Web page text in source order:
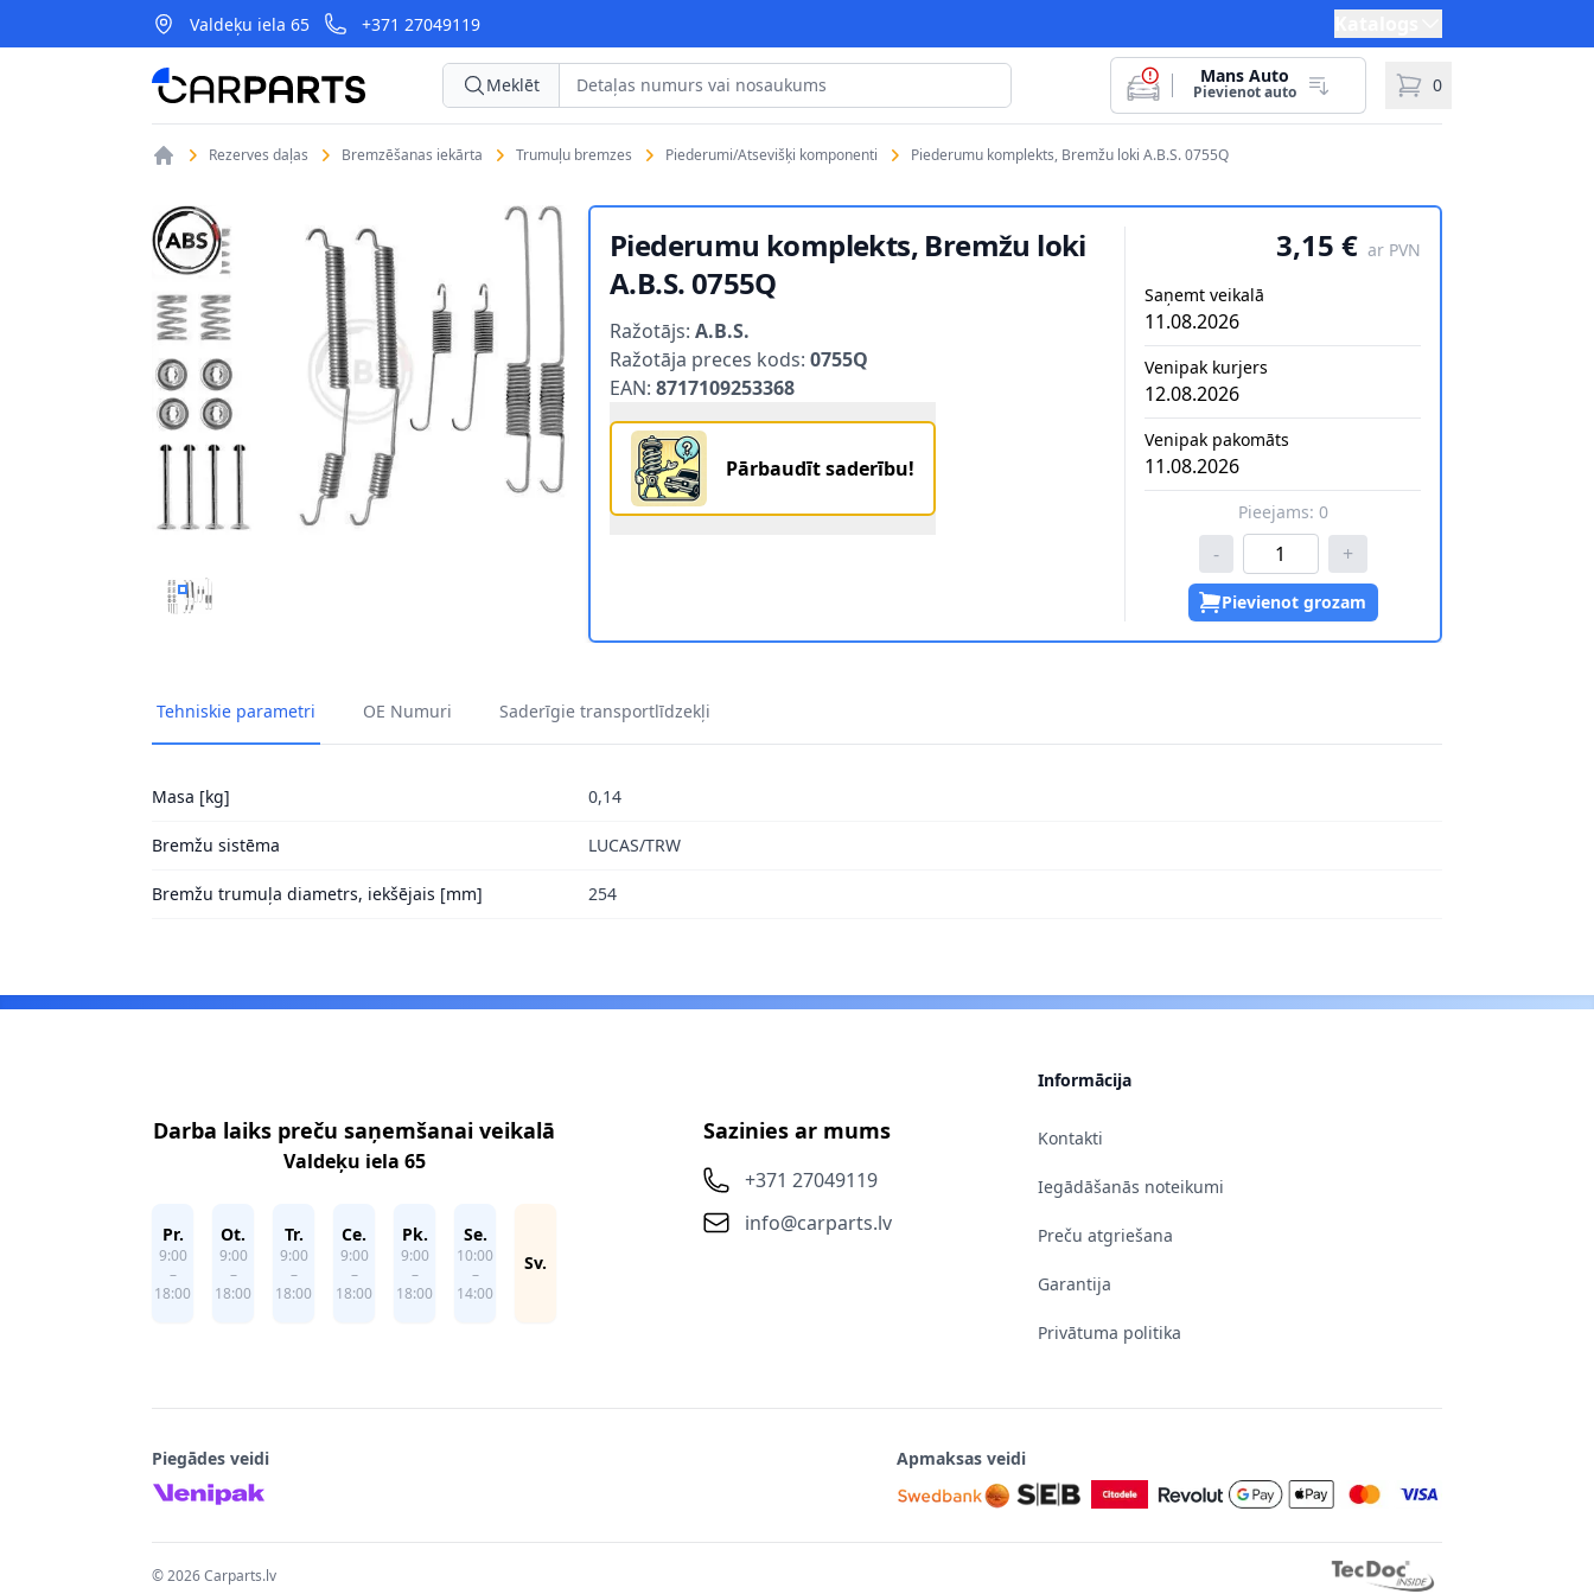
Valdeķu iela 65 +371 27049119
CarParts Meklēt Mans Auto
Pievienot auto 0
Rezerves daļas Bremzēšanas iekārta Trumuļu bremzes Piederumi/Atsevišķi komponenti Piederumu komplekts, Bremžu loki A.B.S. 0755Q
PIEDERUMU KOMPLEKTS, BREMŽU LOKI A.B.S. 0755Q 1
Piederumu komplekts, Bremžu loki
A.B.S. 0755Q
Ražotājs: A.B.S.
Ražotāja preces kods: 0755Q
EAN: 8717109253368
Pārbaudīt saderību!
3,15 € ar PVN
Saņemt veikalā
11.08.2026
Venipak kurjers
12.08.2026
Venipak pakomāts
11.08.2026
Pieejams: 0
- +
Pievienot grozam
Tehniskie parametri OE Numuri Saderīgie transportlīdzekļi
Masa [kg] 0,14
Bremžu sistēma LUCAS/TRW
Bremžu trumuļa diametrs, iekšējais [mm] 254
Darba laiks preču saņemšanai veikalā
Valdeķu iela 65
Pr.
9:00
–
18:00
Ot.
9:00
–
18:00
Tr.
9:00
–
18:00
Ce.
9:00
–
18:00
Pk.
9:00
–
18:00
Se.
10:00
–
14:00
Sv.
Sazinies ar mums
+371 27049119
info@carparts.lv
Informācija
Kontakti
Iegādāšanās noteikumi
Preču atgriešana
Garantija
Privātuma politika
Piegādes veidi Apmaksas veidi
©2026Carparts.lv